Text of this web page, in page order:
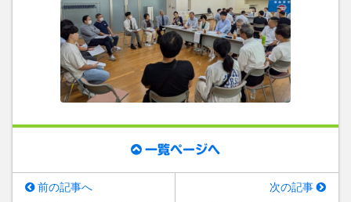
一覧ページへ
前の記事へ 次の記事